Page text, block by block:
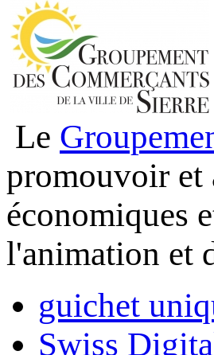
Le
promouvoir et
économiques
l'animation et
guichet
Swiss